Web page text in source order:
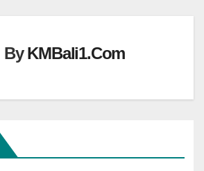
ByKMBali1.Com